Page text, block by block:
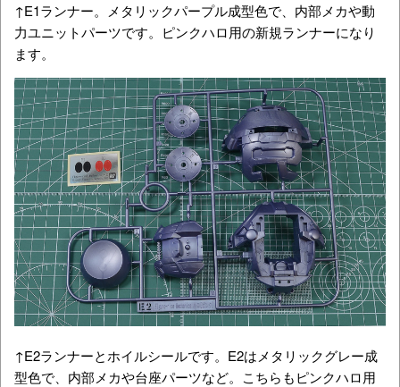
↑E1ランナー。メタリックパープル成型色で、内部メカや動
力ユニットパーツです。ピンクハロ用の新規ランナーになり
ます。
↑E2ランナーとホイルシールです。E2はメタリックグレー成
型色で、内部メカや台座パーツなど。こちらもピンクハロ用